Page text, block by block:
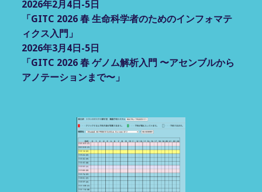
2026年2月4日-5日
「GITC 2026 春 生命科学者のためのインフォマテ
ィクス入門」
2026年3月4日-5日
「GITC 2026 春 ゲノム解析入門 〜アセンブルから
アノテーションまで〜」